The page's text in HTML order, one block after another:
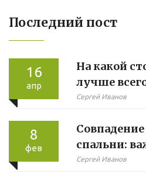
Последний пост
16
апр
На какой
лучше
Сергей Иванов
8
фев
спальни:
Сергей Иванов